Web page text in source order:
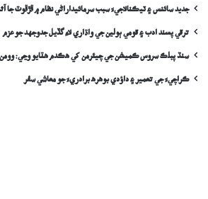
جديد سائنس ۽ ٽيڪنالاجيءَ سبب سرمائيداراڻي نظام ۾ ڦڙڦوٽ جا
ترقي پسند ادب ۽ قومي ٻولين جي واڌاري لاءِ گڏيل جدوجهد جو عزم
سنڌ پبلڪ سروس ڪميشن جي چيئرمن کي ھڪدم ھٽايو وڃي:
ڪراچيءَ جي تعمير ۽ داؤدي بوهره برادريءَ جو معاشي سفر